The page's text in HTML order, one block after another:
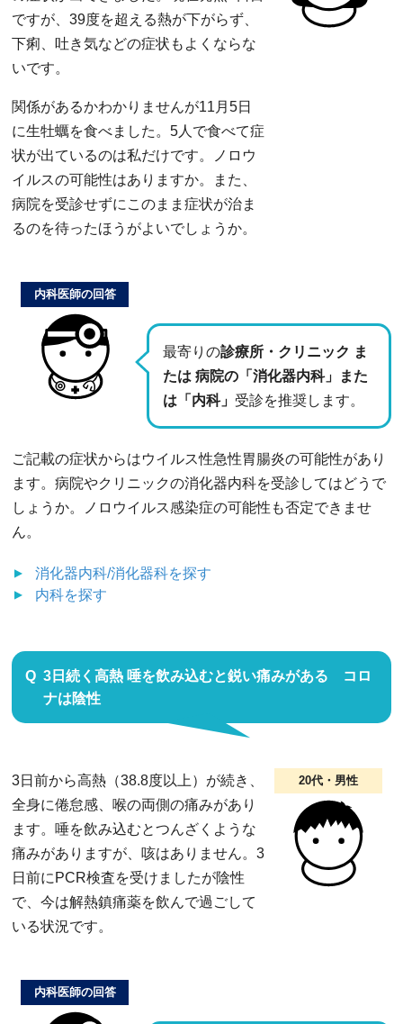
ですが、39度を超える熱が下がらず、
下痢、吐き気などの症状もよくならな
いです。
関係があるかわかりませんが11月5日
に生牡蠣を食べました。5人で食べて症
状が出ているのは私だけです。ノロウ
イルスの可能性はありますか。また、
病院を受診せずにこのまま症状が治ま
るのを待ったほうがよいでしょうか。
最寄りの診療所・クリニック ま
たは 病院の「消化器内科」また
は「内科」 受診を推奨します。
内科医師の回答
ご記載の症状からはウイルス性急性胃腸炎の可能性があり
ます。病院やクリニックの消化器内科を受診してはどうで
しょうか。ノロウイルス感染症の可能性も否定できませ
ん。
消化器内科/消化器科を探す
内科を探す
3日続く高熱 唾を飲み込むと鋭い痛みがある コロ
ナは陰性
20代・男性
3日前から高熱（38.8度以上）が続き、
全身に倦怠感、喉の両側の痛みがあり
ます。唾を飲み込むとつんざくような
痛みがありますが、咳はありません。3
日前にPCR検査を受けましたが陰性
で、今は解熱鎮痛薬を飲んで過ごして
いる状況です。
内科医師の回答